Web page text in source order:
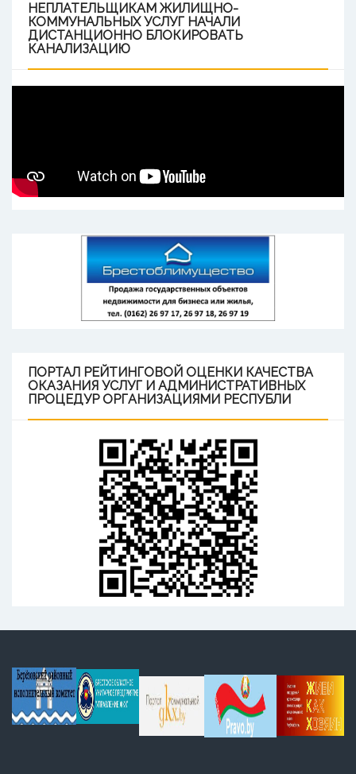
НЕПЛАТЕЛЬЩИКАМ ЖИЛИЩНО-
КОММУНАЛЬНЫХ УСЛУГ НАЧАЛИ
ДИСТАНЦИОННО БЛОКИРОВАТЬ
КАНАЛИЗАЦИЮ
ПОРТАЛ РЕЙТИНГОВОЙ ОЦЕНКИ КАЧЕСТВА
ОКАЗАНИЯ УСЛУГ И АДМИНИСТРАТИВНЫХ
ПРОЦЕДУР ОРГАНИЗАЦИЯМИ РЕСПУБЛИ